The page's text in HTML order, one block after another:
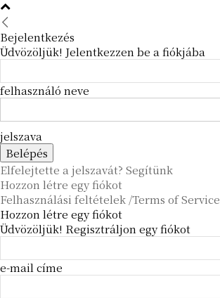
Bejelentkezés
Üdvözöljük! Jelentkezzen be a fiókjába
felhasználó neve
jelszava
Elfelejtette a jelszavát? Segítünk
Hozzon létre egy fiókot
Felhasználási feltételek /Terms of Service
Hozzon létre egy fiókot
Üdvözöljük! Regisztráljon egy fiókot
e-mail címe